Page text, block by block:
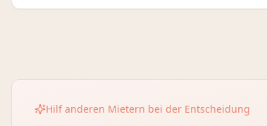
Hilf anderen Mietern bei der Entscheidung